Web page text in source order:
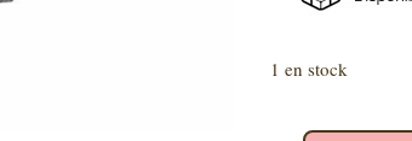
1 en stock